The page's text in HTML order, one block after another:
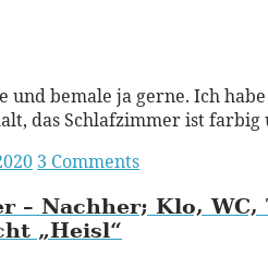
und bemale ja gerne. Ich
das Schlafzimmer ist
3 Comments
– Nachher; Klo,
„Heisl“